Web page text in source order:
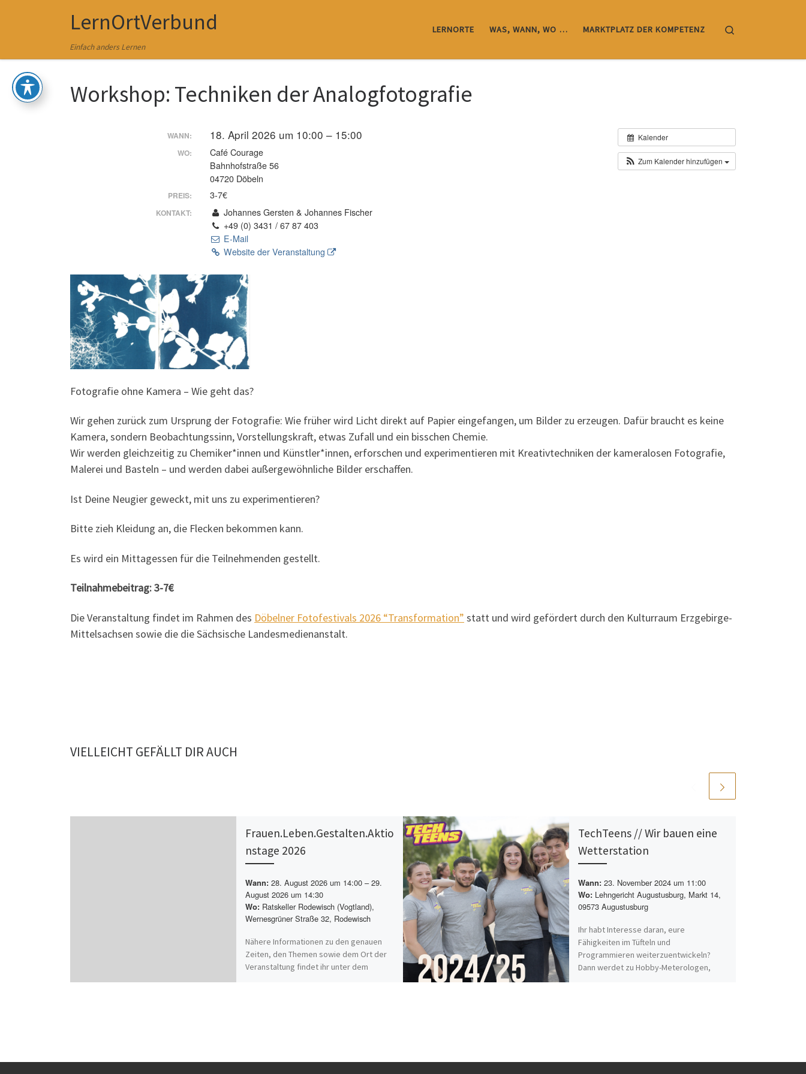
Zum Inhalt springenLernOrtVerbund
Einfach anders Lernen
LERNORTE WAS, WANN, WO … MARKTPLATZ DER KOMPETENZ
Workshop: Techniken der Analogfotografie
Kalender
Zum Kalender hinzufügen
WANN: 18. April 2026 um 10:00 – 15:00
WO:
Café Courage
Bahnhofstraße 56
04720 Döbeln
PREIS: 3-7€
KONTAKT:
Johannes Gersten & Johannes Fischer
+49 (0) 3431 / 67 87 403
E-Mail
Website der Veranstaltung
Fotografie ohne Kamera – Wie geht das?
Wir gehen zurück zum Ursprung der Fotografie: Wie früher wird Licht direkt auf Papier eingefangen, um Bilder zu erzeugen. Dafür braucht es keine
Kamera, sondern Beobachtungssinn, Vorstellungskraft, etwas Zufall und ein bisschen Chemie.
Wir werden gleichzeitig zu Chemiker*innen und Künstler*innen, erforschen und experimentieren mit Kreativtechniken der kameralosen Fotografie,
Malerei und Basteln – und werden dabei außergewöhnliche Bilder erschaffen.
Ist Deine Neugier geweckt, mit uns zu experimentieren?
Bitte zieh Kleidung an, die Flecken bekommen kann.
Es wird ein Mittagessen für die Teilnehmenden gestellt.
Teilnahmebeitrag: 3-7€
Die Veranstaltung findet im Rahmen des Döbelner Fotofestivals 2026 “Transformation” statt und wird gefördert durch den Kulturraum Erzgebirge-
Mittelsachsen sowie die die Sächsische Landesmedienanstalt.
VIELLEICHT GEFÄLLT DIR AUCH
Frauen.Leben.Gestalten.Aktio
nstage 2026
Wann: 28. August 2026 um 14:00 – 29.
August 2026 um 14:30
Wo: Ratskeller Rodewisch (Vogtland),
Wernesgrüner Straße 32, Rodewisch
Nähere Informationen zu den genauen
Zeiten, den Themen sowie dem Ort der
Veranstaltung findet ihr unter dem
TechTeens // Wir bauen eine
Wetterstation
Wann: 23. November 2024 um 11:00
Wo: Lehngericht Augustusburg, Markt 14,
09573 Augustusburg
Ihr habt Interesse daran, eure
Fähigkeiten im Tüfteln und
Programmieren weiterzuentwickeln?
Dann werdet zu Hobby-Meterologen,